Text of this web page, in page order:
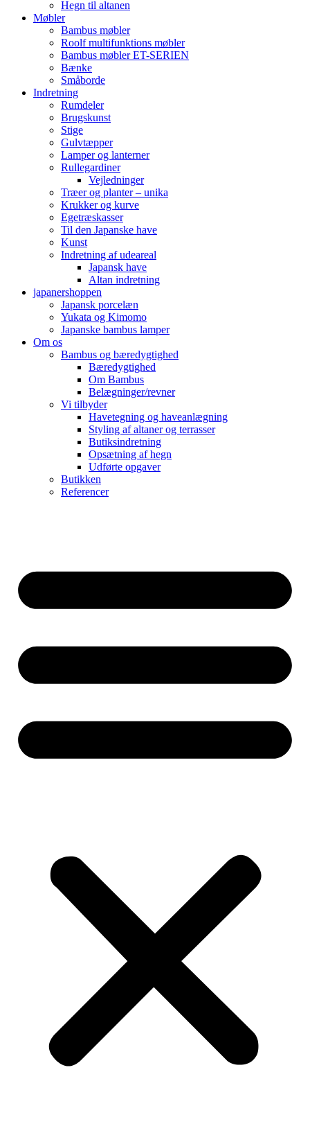
Hegn til altanen
Møbler
Bambus møbler
Roolf multifunktions møbler
Bambus møbler ET-SERIEN
Bænke
Småborde
Indretning
Rumdeler
Brugskunst
Stige
Gulvtæpper
Lamper og lanterner
Rullegardiner
Vejledninger
Træer og planter – unika
Krukker og kurve
Egetræskasser
Til den Japanske have
Kunst
Indretning af udeareal
Japansk have
Altan indretning
japanershoppen
Japansk porcelæn
Yukata og Kimomo
Japanske bambus lamper
Om os
Bambus og bæredygtighed
Bæredygtighed
Om Bambus
Belægninger/revner
Vi tilbyder
Havetegning og haveanlægning
Styling af altaner og terrasser
Butiksindretning
Opsætning af hegn
Udførte opgaver
Butikken
Referencer